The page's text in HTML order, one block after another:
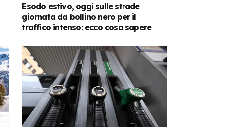
Esodo estivo, oggi sulle strade
giornata da bollino nero per il
traffico intenso: ecco cosa sapere